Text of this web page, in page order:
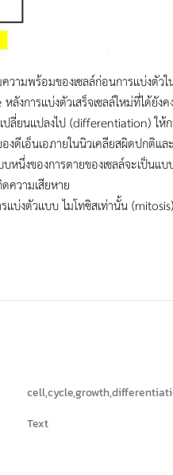
ความพร้อมของเซลล์ก่อนการเเบ่ง
งการเเบ่งตัวเสร็จเซลล์ใหม่ที่ได้
ลี่ยนเเปลงไป (differentiation) ใ
เอ็นเอภายในนิวเคลียสผิดปกติและ
นึ่งของการตายของเซลล์จะเป็น
ดความเสียหาย
เบ่งตัวเเบบ ไมโทซิสเท่านั้น (mitosis)
Text